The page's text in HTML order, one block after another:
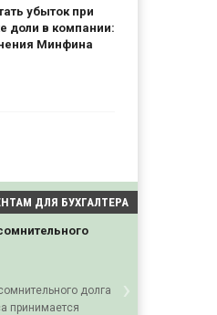
убыток при
доли в компании:
Минфина
ДЛЯ БУХГАЛТЕРА
долга
принимается
›Next